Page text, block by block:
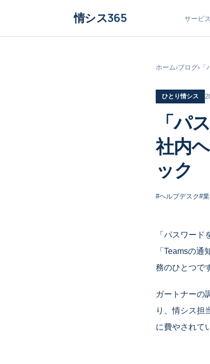
情シス365 サービス
ホーム›ブログ›
ひとり情シス
「パ
社内
ック
#ヘルプデスク#
「パスワー
「Teamsの
務のひとつで
ガートナーの
り、情シス担
に費やされて